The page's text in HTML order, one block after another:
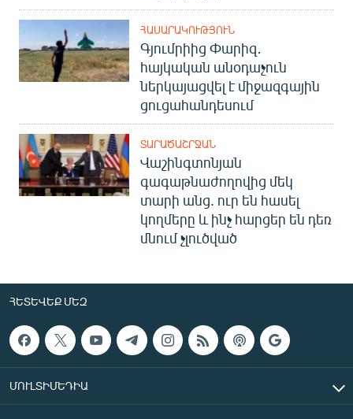
ՀԱՍԱՐԱԿՈՒԹՅՈՒՆ
Գյումրիից Փարիզ․
հայկական անօդաչուն
ներկայացվել է միջազգային
ցուցահանդեսում
ՏԱՐԱԾԱՇՐՋԱՆ
Վաշինգտոնյան
գագաթնաժողովից մեկ
տարի անց. ուր են հասել
կողմերը և ինչ հարցեր են դեռ
մնում չլուծված
ՀԵՏԵՎԵՔ ՄԵԶ
ՄՈՒԼՏԻՄԵԴԻԱ